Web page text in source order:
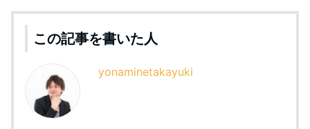
この記事を書いた人
yonaminetakayuki